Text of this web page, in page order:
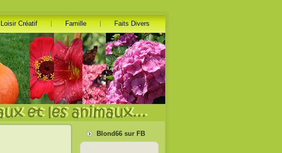
Loisir Créatif Famille Faits Divers
Blond66 sur FB